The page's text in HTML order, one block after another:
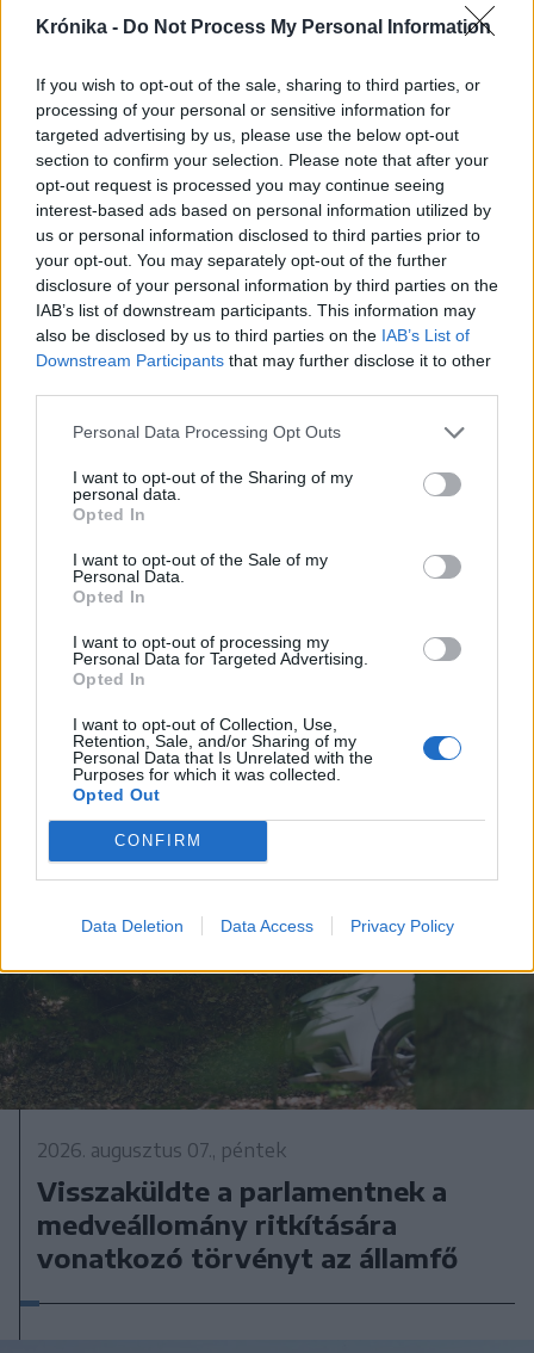
Krónika - Do Not Process My Personal Information
If you wish to opt-out of the sale, sharing to third parties, or
processing of your personal or sensitive information for
targeted advertising by us, please use the below opt-out
section to confirm your selection. Please note that after your
opt-out request is processed you may continue seeing
interest-based ads based on personal information utilized by
us or personal information disclosed to third parties prior to
your opt-out. You may separately opt-out of the further
disclosure of your personal information by third parties on the
IAB’s list of downstream participants. This information may
also be disclosed by us to third parties on the IAB’s List of
Downstream Participants that may further disclose it to other
Personal Data Processing Opt Outs
I want to opt-out of the Sharing of my
personal data.
Opted In
I want to opt-out of the Sale of my
Personal Data.
Opted In
I want to opt-out of processing my
Personal Data for Targeted Advertising.
Opted In
I want to opt-out of Collection, Use,
Retention, Sale, and/or Sharing of my
Personal Data that Is Unrelated with the
Purposes for which it was collected.
Opted Out
CONFIRM
Data Deletion Data Access Privacy Policy
Melyik jobb?
2026. augusztus 08., szombat
Láthatatlanul apadnak Erdély
vízkészletei – hiába hoz özönvizet
egy nyári zivatar
2026. augusztus 07., péntek
Visszaküldte a parlamentnek a
medveállomány ritkítására
vonatkozó törvényt az államfő